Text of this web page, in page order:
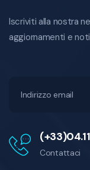
Iscriviti alla nostra
aggiornamenti e
Contattaci